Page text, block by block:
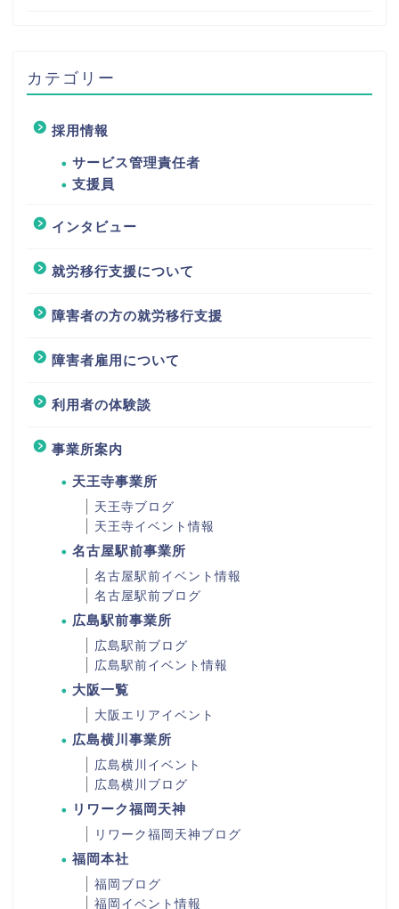
カテゴリー
採用情報
サービス管理責任者
支援員
インタビュー
就労移行支援について
障害者の方の就労移行支援
障害者雇用について
利用者の体験談
事業所案内
天王寺事業所
天王寺ブログ
天王寺イベント情報
名古屋駅前事業所
名古屋駅前イベント情報
名古屋駅前ブログ
広島駅前事業所
広島駅前ブログ
広島駅前イベント情報
大阪一覧
大阪エリアイベント
広島横川事業所
広島横川イベント
広島横川ブログ
リワーク福岡天神
リワーク福岡天神ブログ
福岡本社
福岡ブログ
福岡イベント情報